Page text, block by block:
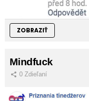
ZOBRAZIŤ
Mindfuck
0 Zdieľaní